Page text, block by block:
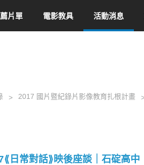
片單 電影教具 活動消息
2017 國片暨紀錄片影像教育扎根計畫
日常對話⟫映後座談｜石碇高中